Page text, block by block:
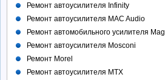
Ремонт автоусилителя Infinity
Ремонт автоусилителя MAC Audio
Ремонт автомобильного усилителя
Ремонт автоусилителя Mosconi
Ремонт Morel
Ремонт автоусилителя MTX